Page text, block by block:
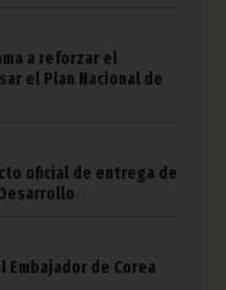
a reforzar el
el Plan Nacional de
oficial de entrega de
Embajador de Corea